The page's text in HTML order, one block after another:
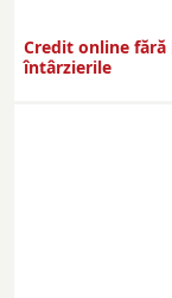
Credit online fără
întârzierile